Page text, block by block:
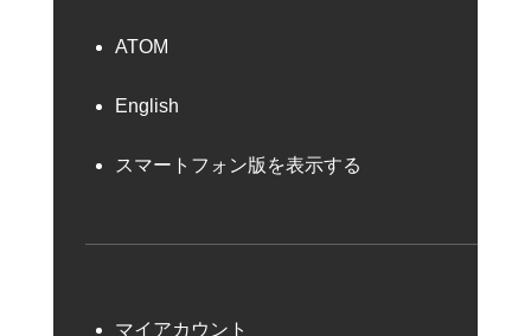
ATOM
English
スマートフォン版を表示する
マイアカウント